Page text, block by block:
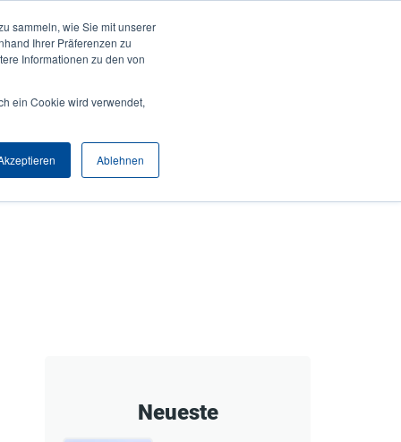
sammeln, wie Sie mit unserer
Ihrer Präferenzen zu
Informationen zu den von
ein Cookie wird verwendet,
Ablehnen
User
Anmelden / Registrieren
Neueste